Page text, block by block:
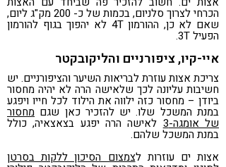
הכרחי לצרוך סלניום, בכמות של כ- 200 מק"ג ליום,
שאם לא כן, ההורמון 4T לא יהפוך בגוף להורמון
הפעיל 3T.
איי-קיו, ציפורניים והליקובקטר
צריכת אצות עוזרת לבריאות השיער והציפורניים. יש
חשיבות עליונה לכך שלאישה הרה לא יהיה מחסור
ביודן – מחסור כזה ילווה את הילוד לכל חייו ויפגע
במנת המשכל שלו. יש להזכיר כאן שגם מחסור
של אומגה-3 לאישה הרה יפגע בצאצאיה, כולל
במנת המשכל שלהם.
אצות ים עוזרות לצמצום הסיכון ללקות בסרטן